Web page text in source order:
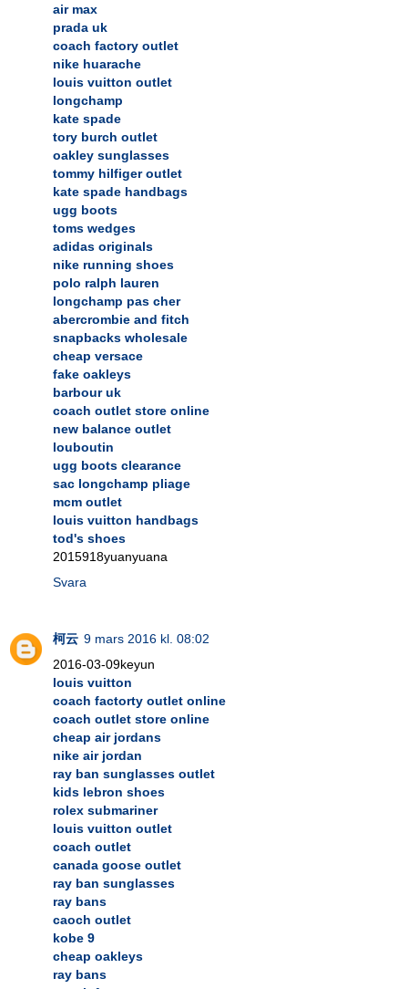
air max
prada uk
coach factory outlet
nike huarache
louis vuitton outlet
longchamp
kate spade
tory burch outlet
oakley sunglasses
tommy hilfiger outlet
kate spade handbags
ugg boots
toms wedges
adidas originals
nike running shoes
polo ralph lauren
longchamp pas cher
abercrombie and fitch
snapbacks wholesale
cheap versace
fake oakleys
barbour uk
coach outlet store online
new balance outlet
louboutin
ugg boots clearance
sac longchamp pliage
mcm outlet
louis vuitton handbags
tod's shoes
2015918yuanyuana
Svara
柯云 9 mars 2016 kl. 08:02
2016-03-09keyun
louis vuitton
coach factorty outlet online
coach outlet store online
cheap air jordans
nike air jordan
ray ban sunglasses outlet
kids lebron shoes
rolex submariner
louis vuitton outlet
coach outlet
canada goose outlet
ray ban sunglasses
ray bans
caoch outlet
kobe 9
cheap oakleys
ray bans